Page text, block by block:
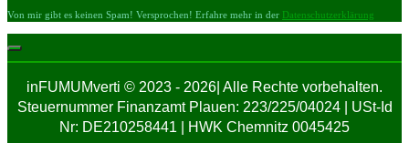
Von mir gibt es keinen Spam! Versprochen! Erfahre mehr in der Datenschutzerklärung
inFUMUMverti © 2023 - 2026| Alle Rechte vorbehalten.
Steuernummer Finanzamt Plauen: 223/225/04024 | USt-Id
Nr: DE210258441 | HWK Chemnitz 0045425